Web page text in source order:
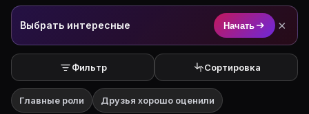
Выбрать интересные Начать ×
Фильтр Сортировка
Главные роли Друзья хорошо оценили